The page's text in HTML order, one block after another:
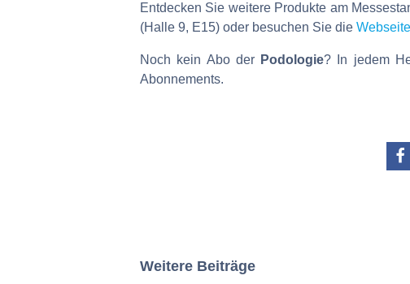
Entdecken Sie weitere Produkte am
(Halle 9, E15) oder besuchen Sie die
Noch kein Abo der Podologie? In jedem
Abonnements.
Weitere Beiträge